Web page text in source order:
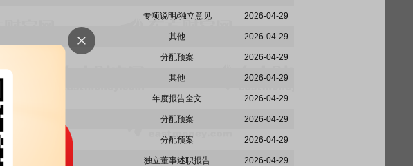
专项说明/独立意见 2026-04-29
其他 2026-04-29
分配预案 2026-04-29
其他 2026-04-29
年度报告全文 2026-04-29
分配预案 2026-04-29
分配预案 2026-04-29
独立董事述职报告 2026-04-29